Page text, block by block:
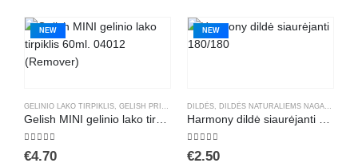
NEW
GELINIO LAKO TIRPIKLIS GELISH PRIEMONĖS MANIKIŪRAS,PRIEDAI GELINIAM
5.00out of 5
€4.70
NEW
DILDĖS DILDĖS NATURALIEMS NAGAMS
5.00out of 5
€2.50